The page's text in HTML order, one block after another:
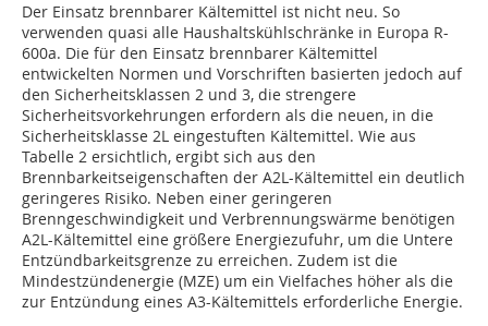
Der Einsatz brennbarer Kältemittel ist nicht neu. So
verwenden quasi alle Haushaltskühlschränke in Europa R-
600a. Die für den Einsatz brennbarer Kältemittel
entwickelten Normen und Vorschriften basierten jedoch auf
den Sicherheitsklassen 2 und 3, die strengere
Sicherheitsvorkehrungen erfordern als die neuen, in die
Sicherheitsklasse 2L eingestuften Kältemittel. Wie aus
Tabelle 2 ersichtlich, ergibt sich aus den
Brennbarkeitseigenschaften der A2L-Kältemittel ein deutlich
geringeres Risiko. Neben einer geringeren
Brenngeschwindigkeit und Verbrennungswärme benötigen
A2L-Kältemittel eine größere Energiezufuhr, um die Untere
Entzündbarkeitsgrenze zu erreichen. Zudem ist die
Mindestzündenergie (MZE) um ein Vielfaches höher als die
zur Entzündung eines A3-Kältemittels erforderliche Energie.